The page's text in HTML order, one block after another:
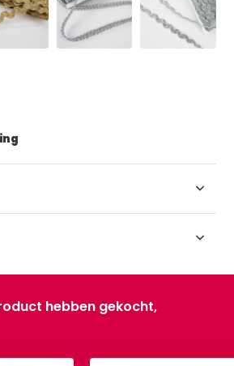
hebben gekocht,